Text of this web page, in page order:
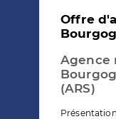
Offre
Agence
(ARS)